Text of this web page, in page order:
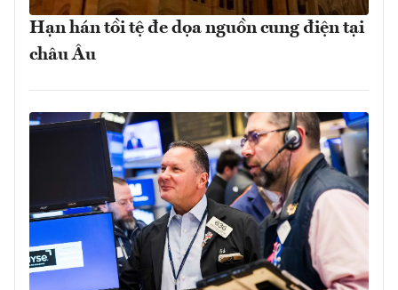
Hạn hán tồi tệ đe dọa nguồn cung điện tại
châu Âu